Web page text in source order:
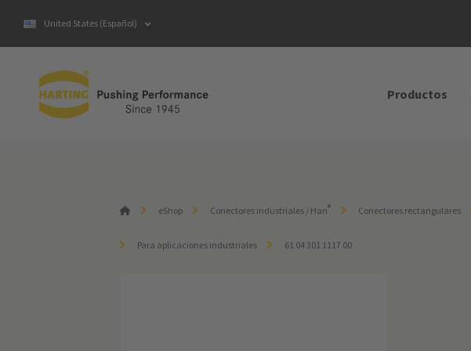
United States (Español)
Productos
eShop Conectores industriales / Han® Conectores rectangulares
Para aplicaciones industriales 61 04 301 1117 00